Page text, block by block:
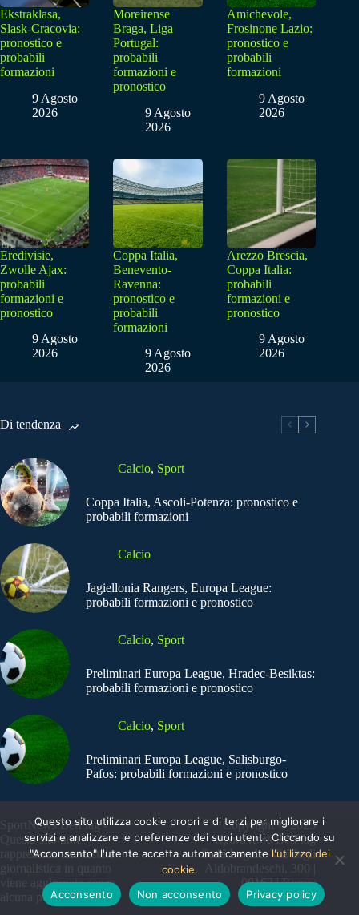
Ekstraklasa,
Slask-Cracovia:
pronostico e
probabili
formazioni
9 Agosto
2026
Moreirense
Braga, Liga
Portugal:
probabili
formazioni e
pronostico
9 Agosto
2026
Amichevole,
Frosinone Lazio:
pronostico e
probabili
formazioni
9 Agosto
2026
Eredivisie,
Zwolle Ajax:
probabili
formazioni e
pronostico
9 Agosto
2026
Coppa Italia,
Benevento-
Ravenna:
pronostico e
probabili
formazioni
9 Agosto
2026
Arezzo Brescia,
Coppa Italia:
probabili
formazioni e
pronostico
9 Agosto
2026
Di tendenza
Calcio, Sport
Coppa Italia, Ascoli-Potenza: pronostico e
probabili formazioni
Calcio
Jagiellonia Rangers, Europa League:
probabili formazioni e pronostico
Calcio, Sport
Preliminari Europa League, Hradec-Besiktas:
probabili formazioni e pronostico
Calcio, Sport
Preliminari Europa League, Salisburgo-
Pafos: probabili formazioni e pronostico
SportNews.BetFlag -
Questo sito non
rappresenta una testata
giornalistica in quanto
viene aggiornato senza
alcuna periodicità
Copyright © 2025
SportNews BetFlag
Sede Legale: Via degli
Aldobrandeschi, 300 |
00163 | Roma
Questo sito utilizza cookie propri e di terzi per migliorare i
servizi e analizzare le preferenze dei suoi utenti. Cliccando su
"Acconsento" l'utente accetta automaticamente l'utilizzo dei
cookie.
Acconsento
Non acconsento Privacy policy